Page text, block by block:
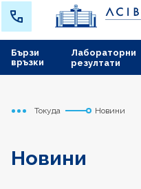
Лабораторни
резултати
Бързи
връзки
Начало
Токуда Новини
Новини